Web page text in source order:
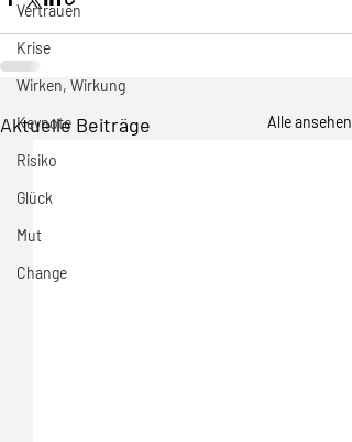
Vertrauen
Krise
Wirken, Wirkung
Keynote
Risiko
Glück
Mut
Change
Aktuelle Beiträge Alle ansehen